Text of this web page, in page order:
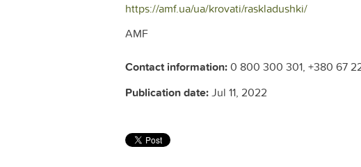
https://amf.ua/ua/krovati/raskladushki/
AMF
Contact information:0 800 300 301, +380 67
Publication date:Jul 11, 2022